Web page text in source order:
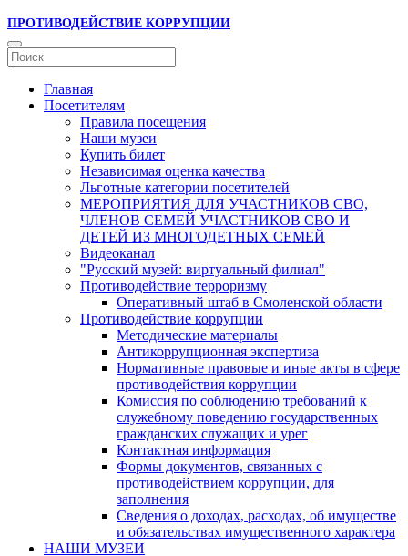
ПРОТИВОДЕЙСТВИЕ КОРРУПЦИИ
Главная
Посетителям
Правила посещения
Наши музеи
Купить билет
Независимая оценка качества
Льготные категории посетителей
МЕРОПРИЯТИЯ ДЛЯ УЧАСТНИКОВ СВО,
ЧЛЕНОВ СЕМЕЙ УЧАСТНИКОВ СВО И
ДЕТЕЙ ИЗ МНОГОДЕТНЫХ СЕМЕЙ
Видеоканал
"Русский музей: виртуальный филиал"
Противодействие терроризму
Оперативный штаб в Смоленской области
Противодействие коррупции
Методические материалы
Антикоррупционная экспертиза
Нормативные правовые и иные акты в сфере
противодействия коррупции
Комиссия по соблюдению требований к
служебному поведению государственных
гражданских служащих и урег
Контактная информация
Формы документов, связанных с
противодействием коррупции, для
заполнения
Сведения о доходах, расходах, об имуществе
и обязательствах имущественного характера
НАШИ МУЗЕИ